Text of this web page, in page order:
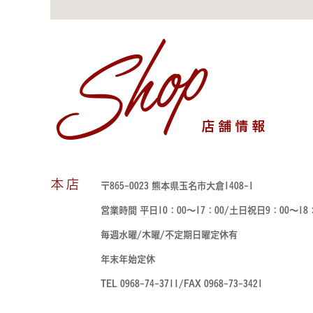
Shop店舗情報
本店 〒865-0023 熊本県玉名市大倉1408-1
営業時間 平日10：00～17：00/土日祝日9：00～18
毎週水曜/木曜/不定期日曜定休有
年末年始定休
TEL 0968-74-3711/FAX 0968-73-3421